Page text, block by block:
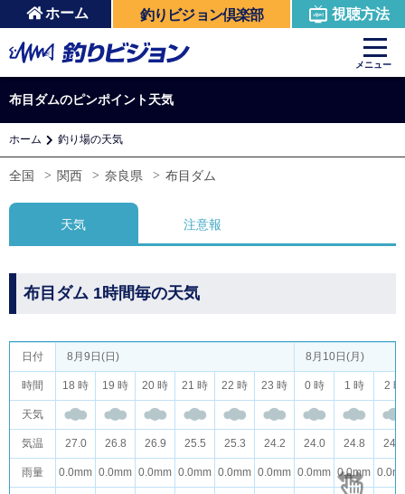
ホーム 釣りビジョン倶楽部 視聴方法
メニュー
布目ダムのピンポイント天気
ホーム 釣り場の天気
全国 関西 奈良県 布目ダム
天気 注意報
布目ダム 1時間毎の天気
日付
時間
天気
気温
雨量
8月9日(日) 8月10日(月)
18 時 19 時 20 時 21 時 22 時 23 時 0 時 1 時 2 時
27.0 26.8 26.9 25.5 25.3 24.2 24.0 24.8 24.7
0.0mm 0.0mm 0.0mm 0.0mm 0.0mm 0.0mm 0.0mm 0.0mm